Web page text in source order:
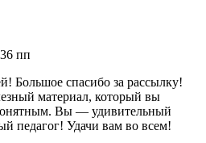
пп
Большое спасибо за рассылку!
материал, который вы
Вы — удивительный
педагог! Удачи вам во всем!